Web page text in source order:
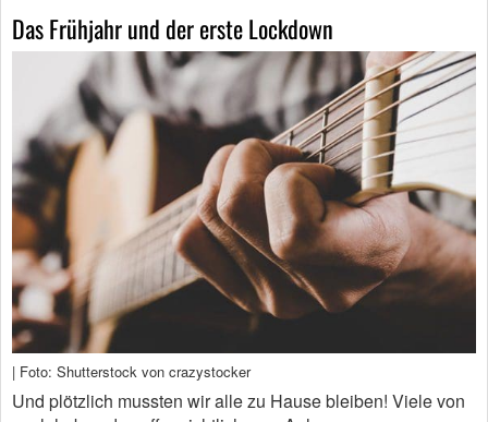
Das Frühjahr und der erste Lockdown
| Foto: Shutterstock von crazystocker
Und plötzlich mussten wir alle zu Hause bleiben! Viele von